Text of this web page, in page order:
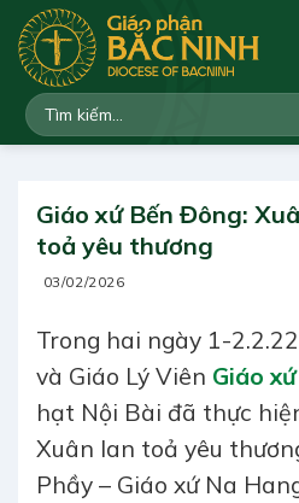
qua
dung
Giáo xứ Bến Đông:
toả yêu thương
03/02/2026
Trong hai ngày 1-
và Giáo Lý Viên Giáo
hạt Nội Bài đã thực
Xuân lan toả yêu
Phầy – Giáo xứ Na